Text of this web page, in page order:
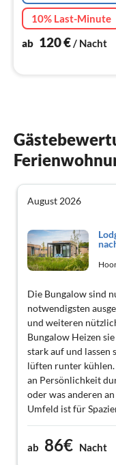
10% Last-Minute
ab 120€/ Nacht
August 2026
Die Bungalow sind
notwendigsten
und weiteren
Bungalow Heizen
stark auf und lassen
lüften runter
an Persönlichkeit
oder was anderen
Umfeld ist für
geeignet. Die
verboten. Das
ab 86€ Nacht